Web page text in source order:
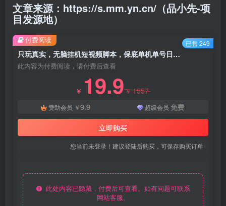
文章来源：https://s.mm.yn.cn/（品小先-项
目发源地）
只玩真实，无脑挂机短视频脚本，保底单机单号日入100+ - 资源之家
此内容为付费阅读，请付费后查看
￥ 19.9￥1557
赞助会员 ￥9.9 超级会员 免费
立即购买
您当前未登录！建议登陆后购买，可保存购买订单
此处内容已隐藏，付费后可查看。如有问题可联系
网站客服。
付费阅读 已售 249